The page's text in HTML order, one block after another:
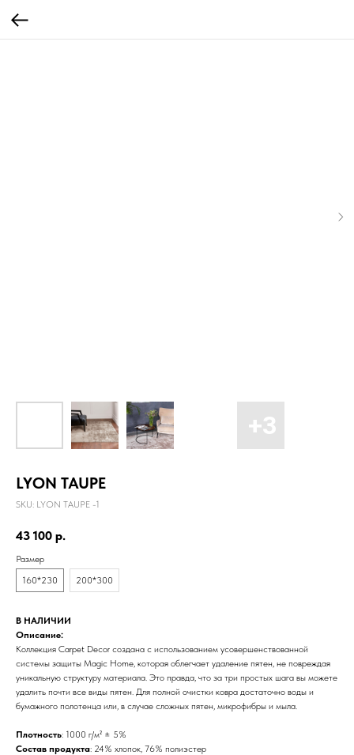
LYON TAUPE
SKU: LYON TAUPE -1
43 100 р.
Размер
160*230
200*300
В НАЛИЧИИ
Описание:
Коллекция Carpet Decor создана с использованием усовершенствованной
системы защиты Magic Home, которая облегчает удаление пятен, не повреждая
уникальную структуру материала. Это правда, что за три простых шага вы можете
удалить почти все виды пятен. Для полной очистки ковра достаточно воды и
бумажного полотенца или, в случае сложных пятен, микрофибры и мыла.
Плотность: 1000 г/м² ± 5%
Состав продукта: 24% хлопок, 76% полиэстер